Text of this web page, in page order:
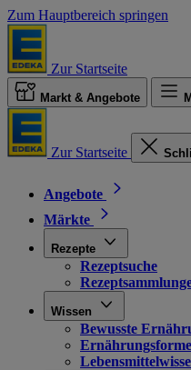
Zum Hauptbereich springen
Zur Startseite
Markt & Angebote
Zur Startseite
Angebote
Märkte
Rezepte
Rezeptsuche
Wissen
Bewusste